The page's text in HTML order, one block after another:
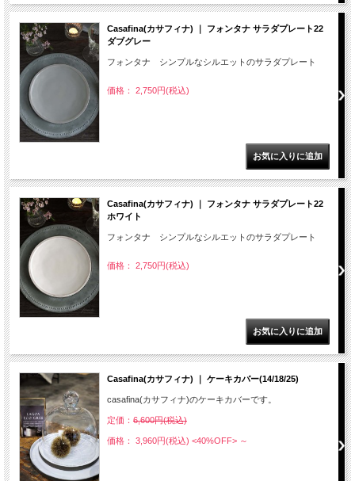
Casafina(カサフィナ) ｜ フォンタナ サラダプレート22
ダブグレー
フォンタナ シンプルなシルエットのサラダプレート
価格： 2,750円(税込)
Casafina(カサフィナ) ｜ フォンタナ サラダプレート22
ホワイト
フォンタナ シンプルなシルエットのサラダプレート
価格： 2,750円(税込)
Casafina(カサフィナ) ｜ ケーキカバー(14/18/25)
casafina(カサフィナ)のケーキカバーです。
定価： 6,600円(税込)
価格： 3,960円(税込) <40%OFF> ～